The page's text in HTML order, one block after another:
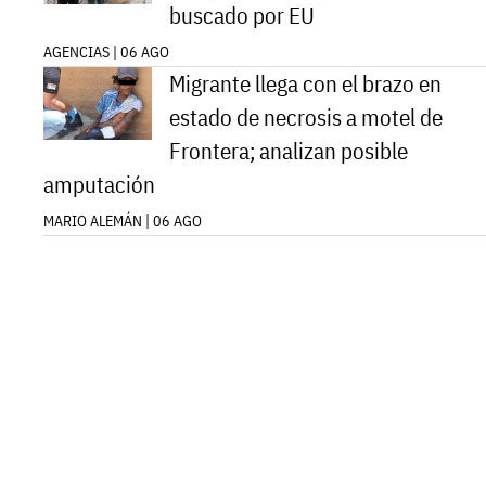
buscado por EU
AGENCIAS | 06 AGO
Migrante llega con el brazo en
estado de necrosis a motel de
Frontera; analizan posible
amputación
MARIO ALEMÁN | 06 AGO